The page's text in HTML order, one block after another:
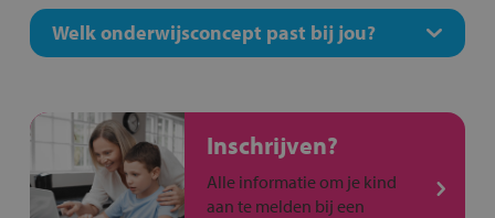
Welk onderwijsconcept past bij jou?
Inschrijven?
Alle informatie om je kind
aan te melden bij een